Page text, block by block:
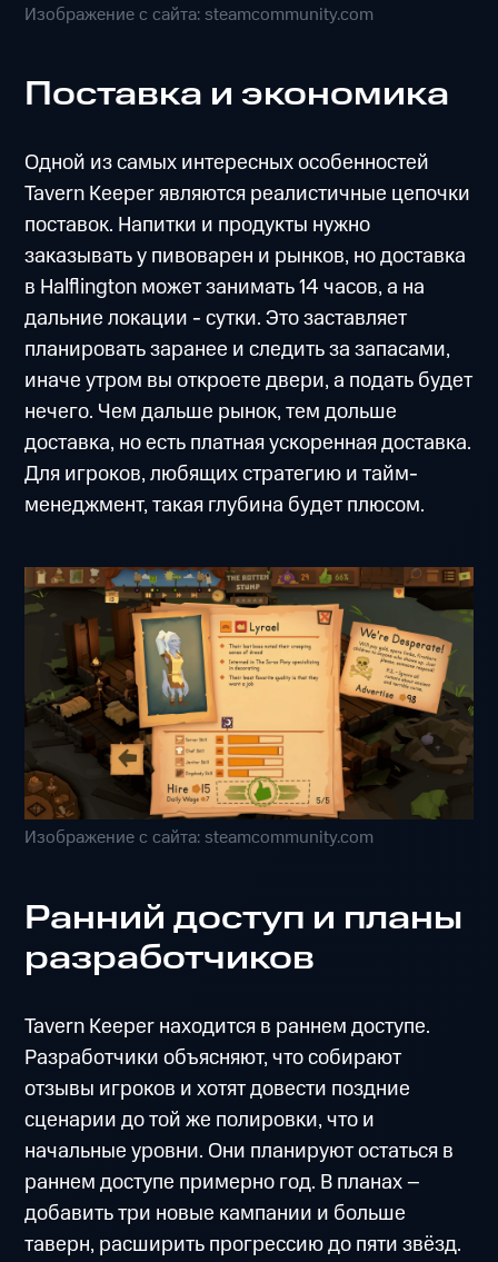
Изображение с сайта: steamcommunity.com
Поставка и экономика
Одной из самых интересных особенностей
Tavern Keeper являются реалистичные цепочки
поставок. Напитки и продукты нужно
заказывать у пивоварен и рынков, но доставка
в Halflington может занимать 14 часов, а на
дальние локации - сутки. Это заставляет
планировать заранее и следить за запасами,
иначе утром вы откроете двери, а подать будет
нечего. Чем дальше рынок, тем дольше
доставка, но есть платная ускоренная доставка.
Для игроков, любящих стратегию и тайм-
менеджмент, такая глубина будет плюсом.
Изображение с сайта: steamcommunity.com
Ранний доступ и планы
разработчиков
Tavern Keeper находится в раннем доступе.
Разработчики объясняют, что собирают
отзывы игроков и хотят довести поздние
сценарии до той же полировки, что и
начальные уровни. Они планируют остаться в
раннем доступе примерно год. В планах –
добавить три новые кампании и больше
таверн, расширить прогрессию до пяти звёзд.